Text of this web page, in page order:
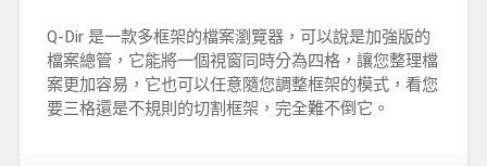
Q-Dir 是一款多框架的檔案瀏覽器，可以說是加強版的
檔案總管，它能將一個視窗同時分為四格，讓您整理檔
案更加容易，它也可以任意隨您調整框架的模式，看您
要三格還是不規則的切割框架，完全難不倒它。